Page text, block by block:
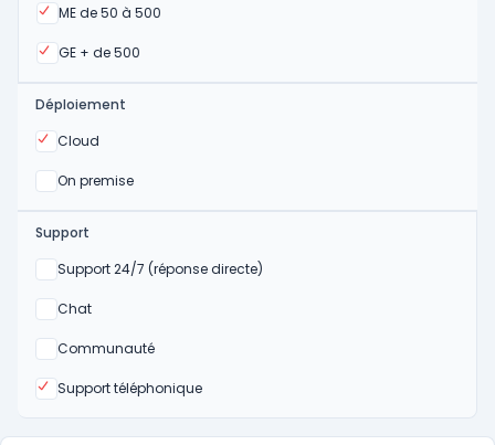
ME de 50 à 500
Oui
GE + de 500
Oui
Déploiement
Cloud
Oui
On premise
Oui
Support
Support 24/7 (réponse directe)
Non
Chat
Non
Communauté
Non
Support téléphonique
Oui